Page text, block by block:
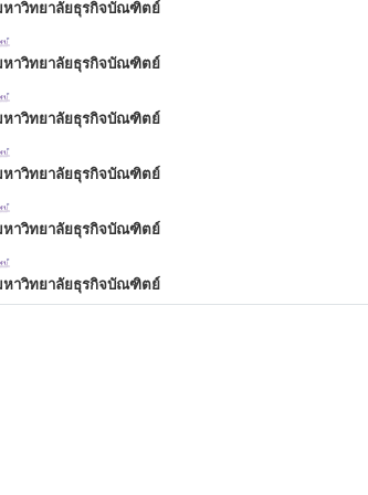
หาวิทยาลัยธุรกิจบัณฑิตย์
หาวิทยาลัยธุรกิจบัณฑิตย์
หาวิทยาลัยธุรกิจบัณฑิตย์
หาวิทยาลัยธุรกิจบัณฑิตย์
หาวิทยาลัยธุรกิจบัณฑิตย์
หาวิทยาลัยธุรกิจบัณฑิตย์